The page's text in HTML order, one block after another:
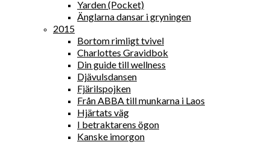
Yarden (Pocket)
Änglarna dansar i gryningen
2015
Bortom rimligt tvivel
Charlottes Gravidbok
Din guide till wellness
Djävulsdansen
Fjärilspojken
Från ABBA till munkarna i Laos
Hjärtats väg
I betraktarens ögon
Kanske imorgon